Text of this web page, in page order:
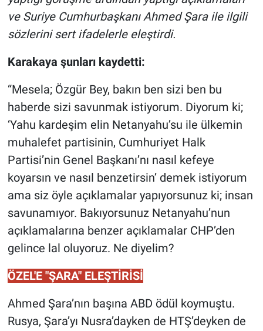
ve Suriye Cumhurbaşkanı Ahmed Şara ile ilgili
sözlerini sert ifadelerle eleştirdi.
Karakaya şunları kaydetti:
“Mesela; Özgür Bey, bakın ben sizi ben bu
haberde sizi savunmak istiyorum. Diyorum ki;
‘Yahu kardeşim elin Netanyahu’su ile ülkemin
muhalefet partisinin, Cumhuriyet Halk
Partisi’nin Genel Başkanı’nı nasıl kefeye
koyarsın ve nasıl benzetirsin’ demek istiyorum
ama siz öyle açıklamalar yapıyorsunuz ki; insan
savunamıyor. Bakıyorsunuz Netanyahu’nun
açıklamalarına benzer açıklamalar CHP’den
gelince lal oluyoruz. Ne diyelim?
ÖZEL'E "ŞARA" ELEŞTİRİSİ
Ahmed Şara’nın başına ABD ödül koymuştu.
Rusya, Şara’yı Nusra’dayken de HTŞ’deyken de